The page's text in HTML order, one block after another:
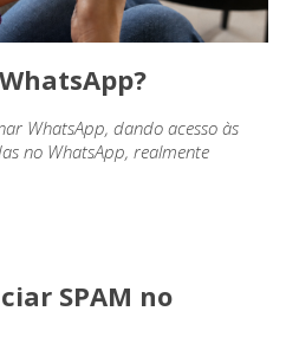
WhatsApp, dando acesso às
no WhatsApp, realmente
SPAM no